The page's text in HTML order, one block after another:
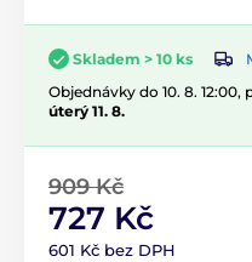
Skladem > 10 ks
Objednávky do 10. 8.
úterý 11. 8.
909 Kč
727 Kč
601 Kč bez DPH